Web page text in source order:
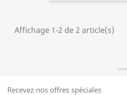
Affichage 1-2 de 2 article(s)
Recevez nos offres spéciales